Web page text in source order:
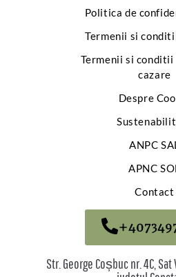
Politica de
Termenii si
Termenii si
cazare
Despre
ANPC
APNC
Contact
Str. George Coșbuc nr. 4C,